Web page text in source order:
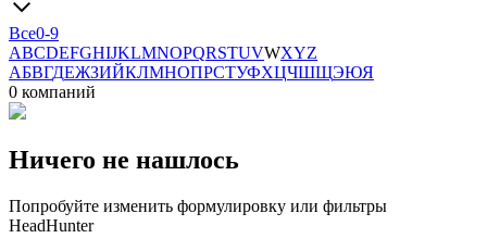
Все0-9
ABCDEFGHIJKLMNOPQRSTUVWXYZ
АБВГДЕЖЗИЙКЛМНОПРСТУФХЦЧШЩЭЮЯ
0 компаний
Ничего не нашлось
Попробуйте изменить формулировку или фильтры
HeadHunter